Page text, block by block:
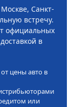
Санкт-
встречу.
официальных
в
цены авто в
или